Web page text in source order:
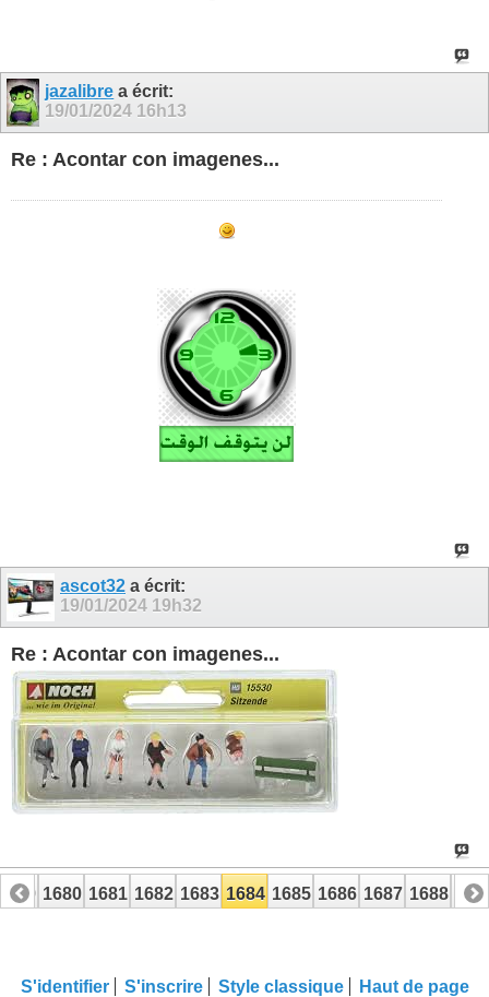
jazalibre a écrit:
19/01/2024 16h13
Re : Acontar con imagenes...
ascot32 a écrit:
19/01/2024 19h32
Re : Acontar con imagenes...
1680 1681 1682 1683 1684 1685 1686 1687 1688
S'identifier S'inscrire Style classique Haut de page